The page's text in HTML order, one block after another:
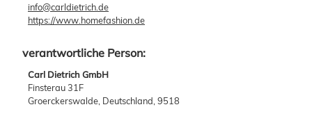
info@carldietrich.de
https://www.homefashion.de
verantwortliche Person:
Carl Dietrich GmbH
Finsterau 31F
Groerckerswalde, Deutschland, 9518